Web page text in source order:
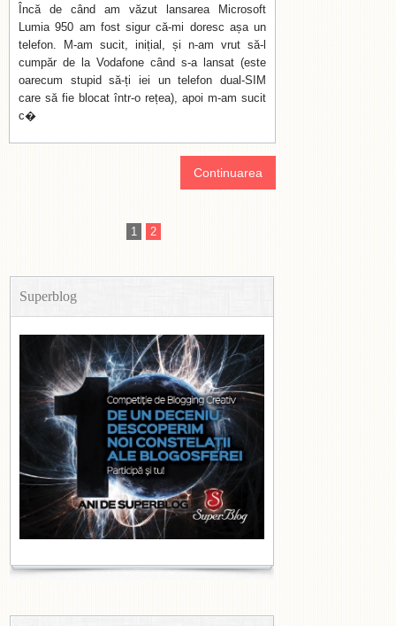
Încă de când am văzut lansarea Microsoft
Lumia 950 am fost sigur că-mi doresc așa un
telefon. M-am sucit, inițial, și n-am vrut să-l
cumpăr de la Vodafone când s-a lansat (este
oarecum stupid să-ți iei un telefon dual-SIM
care să fie blocat într-o rețea), apoi m-am sucit
c�
Continuarea
1 2
Superblog